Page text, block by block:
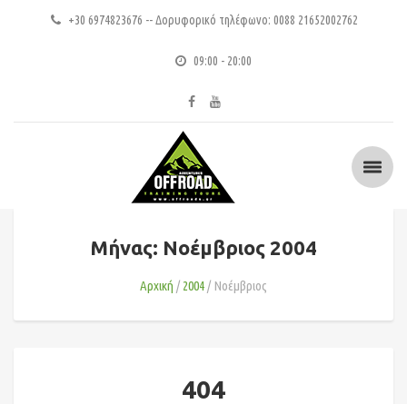
+30 6974823676 -- Δορυφορικό τηλέφωνο: 0088 21652002762
09:00 - 20:00
Μήνας: Νοέμβριος 2004
Αρχική 2004 Νοέμβριος
404